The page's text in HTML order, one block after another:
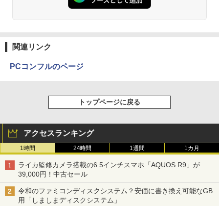
関連リンク
PCコンフルのページ
トップページに戻る
アクセスランキング
1時間 24時間 1週間 1カ月
ライカ監修カメラ搭載の6.5インチスマホ「AQUOS R9」が
39,000円！中古セール
令和のファミコンディスクシステム？安価に書き換え可能なGB
用「しましまディスクシステム」